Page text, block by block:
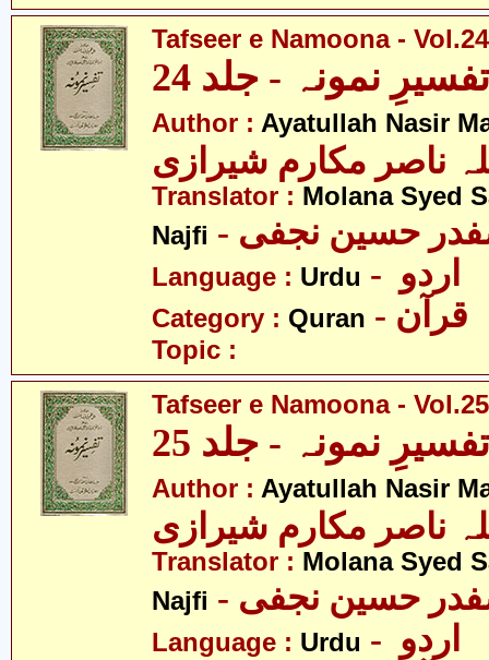
Tafseer e Namoona - Vol.24
تفسیرِ نمونہ - جلد 24
Author : Ayatullah Nasir
ناصر مکارم شیرازی
Translator : Molana Syed
Najfi
صفدر حسین نجفی
Language : Urdu
Category : Quran - قرآن
Topic :
Tafseer e Namoona - Vol.25
تفسیرِ نمونہ - جلد 25
Author : Ayatullah Nasir
ناصر مکارم شیرازی
Translator : Molana Syed
Najfi
صفدر حسین نجفی
Language : Urdu